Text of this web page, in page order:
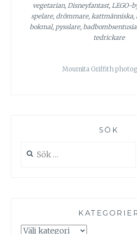
vegetarian, Disneyfantast, LEGO-
spelare, drömmare, kattmänniska,
bokmal, pysslare,
tedrickare
Moumita Griffith
SÖK
efter:
Kategorier